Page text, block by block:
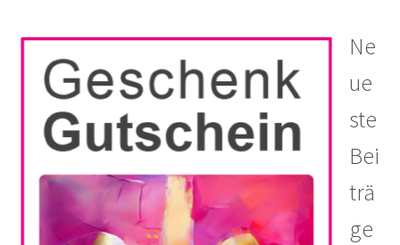
Ne
ue
ste
Bei
trä
ge